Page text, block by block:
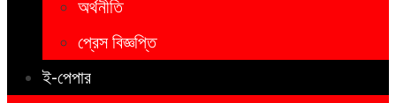
অর্থনীতি
প্রেস বিজ্ঞপ্তি
ই-পেপার